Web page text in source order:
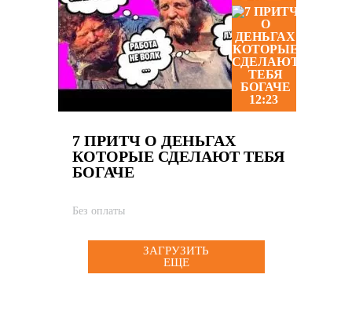
12:23
7 ПРИТЧ О ДЕНЬГАХ
КОТОРЫЕ СДЕЛАЮТ ТЕБЯ
БОГАЧЕ
Без оплаты
ЗАГРУЗИТЬ
ЕЩЕ